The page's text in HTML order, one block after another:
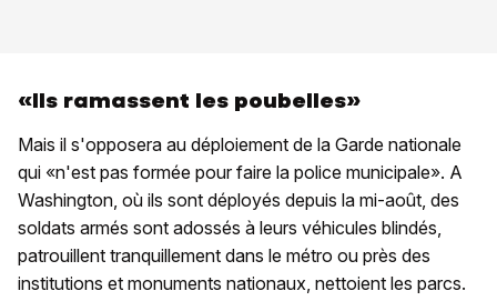
«Ils ramassent les poubelles»
Mais il s'opposera au déploiement de la Garde nationale
qui «n'est pas formée pour faire la police municipale». A
Washington, où ils sont déployés depuis la mi-août, des
soldats armés sont adossés à leurs véhicules blindés,
patrouillent tranquillement dans le métro ou près des
institutions et monuments nationaux, nettoient les parcs.